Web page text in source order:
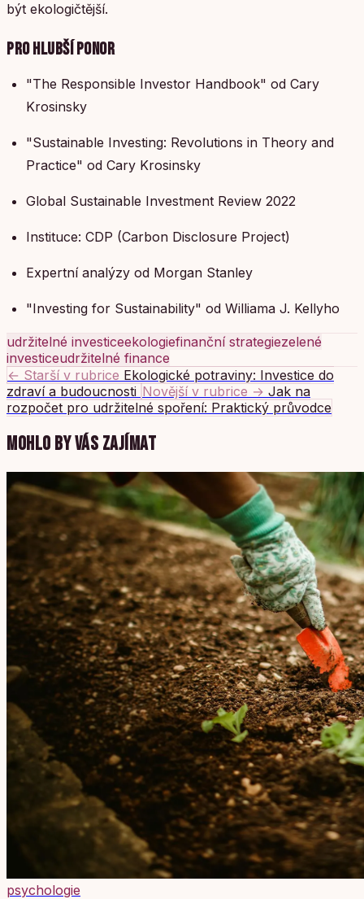
být ekologičtější.
PRO HLUBŠÍ PONOR
"The Responsible Investor Handbook" od Cary
Krosinsky
"Sustainable Investing: Revolutions in Theory and
Practice" od Cary Krosinsky
Global Sustainable Investment Review 2022
Instituce: CDP (Carbon Disclosure Project)
Expertní analýzy od Morgan Stanley
"Investing for Sustainability" od Williama J. Kellyho
udržitelné investiceekologiefinanční strategiezelené
investiceudržitelné finance
← Starší v rubrice Ekologické potraviny: Investice do
zdraví a budoucnosti Novější v rubrice → Jak na
rozpočet pro udržitelné spoření: Praktický průvodce
MOHLO BY VÁS ZAJÍMAT
psychologie